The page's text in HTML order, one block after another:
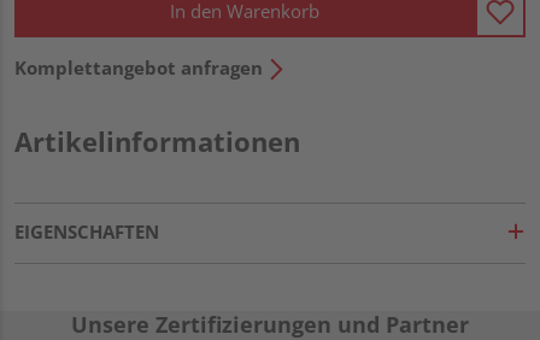
In den Warenkorb
Komplettangebot anfragen
Artikelinformationen
EIGENSCHAFTEN
Unsere Zertifizierungen und Partner